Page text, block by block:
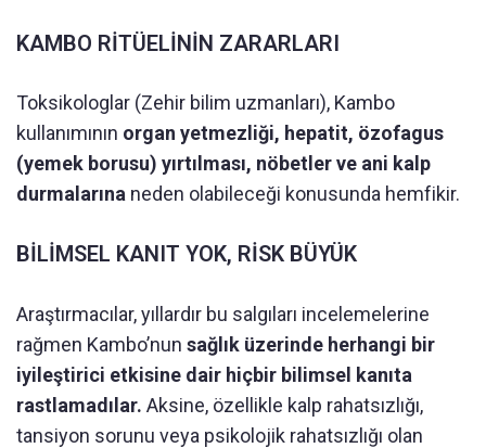
KAMBO RİTÜELİNİN ZARARLARI
Toksikologlar (Zehir bilim uzmanları), Kambo
kullanımının organ yetmezliği, hepatit, özofagus
(yemek borusu) yırtılması, nöbetler ve ani kalp
durmalarına neden olabileceği konusunda hemfikir.
BİLİMSEL KANIT YOK, RİSK BÜYÜK
Araştırmacılar, yıllardır bu salgıları incelemelerine
rağmen Kambo’nun sağlık üzerinde herhangi bir
iyileştirici etkisine dair hiçbir bilimsel kanıta
rastlamadılar. Aksine, özellikle kalp rahatsızlığı,
tansiyon sorunu veya psikolojik rahatsızlığı olan